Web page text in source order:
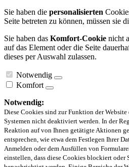
Sie haben die personalisierten
Seite betreten zu können, müssen sie
Sie haben das Komfort-Cookie nicht
auf das Element oder die Seite
dieses per Auswahl zulassen.
Notwendig
Komfort
Notwendig:
Diese Cookies sind zur Funktion der
Systemen nicht deaktiviert werden. In der
Reaktion auf von Ihnen getätigte Aktionen
entsprechen, wie etwa dem Festlegen Ihrer
Anmelden oder dem Ausfüllen von
einstellen, dass diese Cookies blockiert oder